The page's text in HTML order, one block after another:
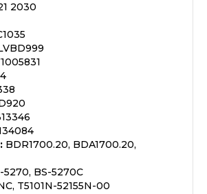
2030
: BDR1700.20, BDA1700.20,
5270, BS-5270C
T5101N-52155N-00